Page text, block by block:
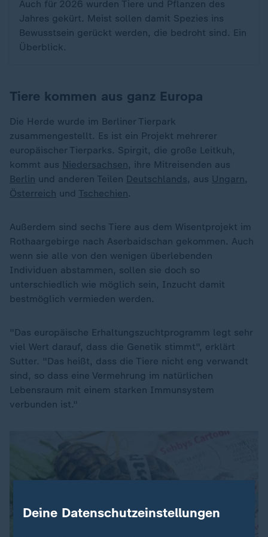
Auch für 2026 wurden Tiere und Pflanzen des
Jahres gekürt. Meist sollen damit Spezies ins
Bewusstsein gerückt werden, die bedroht sind. Ein
Überblick.
Tiere kommen aus ganz Europa
Die Herde wurde im Berliner Tierpark
zusammengestellt. Es ist ein Projekt mehrerer
europäischer Tierparks. Spirgit, die große Leitkuh,
kommt aus Niedersachsen, ihre Mitreisenden aus
Berlin und anderen Teilen Deutschlands, aus Ungarn,
Österreich und Tschechien.
Außerdem sind sechs Tiere aus dem Wisentprojekt im
Rothaargebirge nach Aserbaidschan gekommen. Auch
wenn sie alle von den wenigen überlebenden
Individuen abstammen, sollen sie doch so
unterschiedlich wie möglich sein, Inzucht damit
bestmöglich vermieden werden.
"Das europäische Erhaltungszuchtprogramm legt sehr
viel Wert darauf, dass die Genetik stimmt", erklärt
Sutter. "Das heißt, dass die Tiere nicht eng verwandt
sind, so dass eine Vermehrung im natürlichen
Lebensraum mit einem starken Immunsystem
verbunden ist."
Deine Datenschutzeinstellungen